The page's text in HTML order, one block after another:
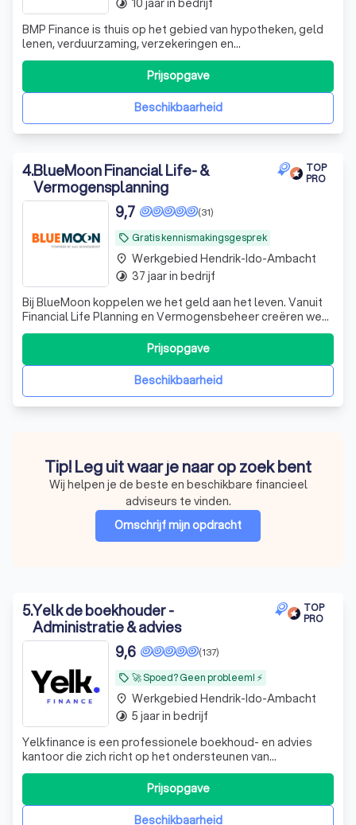
BMP Finance is thuis op het gebied van hypotheken, geld
lenen, verduurzaming, verzekeringen en
echtscheidingsbemiddeling. U kunt van ons een aanpak
verwachten die rekening houdt met wat in uw eigen
situatie van belang is. In onze adviespraktijk vormen uw
wensen en persoonlijke situatie het uitgangs
Beschikbaarheid
Prijsopgave
timelapse
4.BlueMoon Financial Life- &
Vermogensplanning
TOP
PRO
local_offer Gratis kennismakingsgesprek
(31)
9,7
Bij BlueMoon koppelen we het geld aan het leven. Vanuit
Financial Life Planning en Vermogensbeheer creëren we
voor zowel particulieren als ondernemers de financiële
Beschikbaarheid
Prijsopgave
place Werkgebied Hendrik-Ido-Ambacht
timelapse 37 jaar in bedrijf
Tip! Leg uit waar je naar op zoek bent
Wij helpen je de beste en beschikbare financieel
adviseurs te vinden.
Omschrijf mijn opdracht
5.Yelk de boekhouder -
Administratie & advies
TOP
PRO
local_offer 🚀 Spoed? Geen probleem! ⚡
(137)
9,6
Yelkfinance is een professionele boekhoud- en advies
kantoor die zich richt op het ondersteunen van
ondernemers en bedrijven in Nederland, maar wij helpen
ook particulieren met hun inkomstenbelasting. Met onze
expertise in financiële administratie, belastingadvies en
bedrijfsoptimalisatie helpen wij
Beschikbaarheid
Prijsopgave
place Werkgebied Hendrik-Ido-Ambacht
timelapse 5 jaar in bedrijf